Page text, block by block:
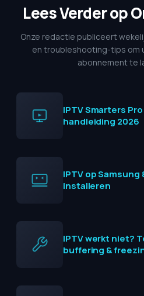
Lees Verder op
Onze redactie publiceert
en troubleshooting-tips om
abonnement te
IPTV Smarters
handleiding 2026
IPTV op Samsung
installeren
IPTV werkt niet?
buffering &